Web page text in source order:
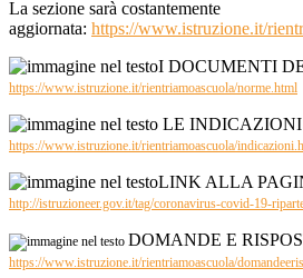
La sezione sarà costantemente
aggiornata: https://www.istruzione.it/
I DOCUMENTI
https://www.istruzione.it/rientriamoascuola/norme.html
LE
https://www.istruzione.it/rientriamoascuola/
LINK ALLA
http://istruzioneer.gov.it/tag/coronavirus-covid-19-
DOMANDE E
https://www.istruzione.it/rientriamoascuola/